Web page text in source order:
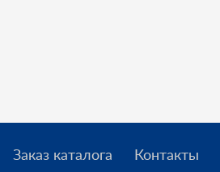
Заказ каталога Контакты